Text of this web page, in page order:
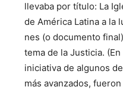
llevaba por título: La
de América Latina a la
nes (o documento
tema de la Jus­ticia.
iniciativa de algunos
más avanzados,